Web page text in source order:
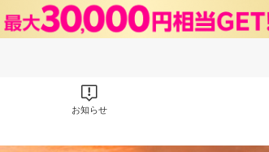
お知らせ